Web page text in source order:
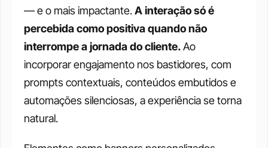
— e o mais impactante. A interação só é
percebida como positiva quando não
interrompe a jornada do cliente. Ao
incorporar engajamento nos bastidores, com
prompts contextuais, conteúdos embutidos e
automações silenciosas, a experiência se torna
natural.